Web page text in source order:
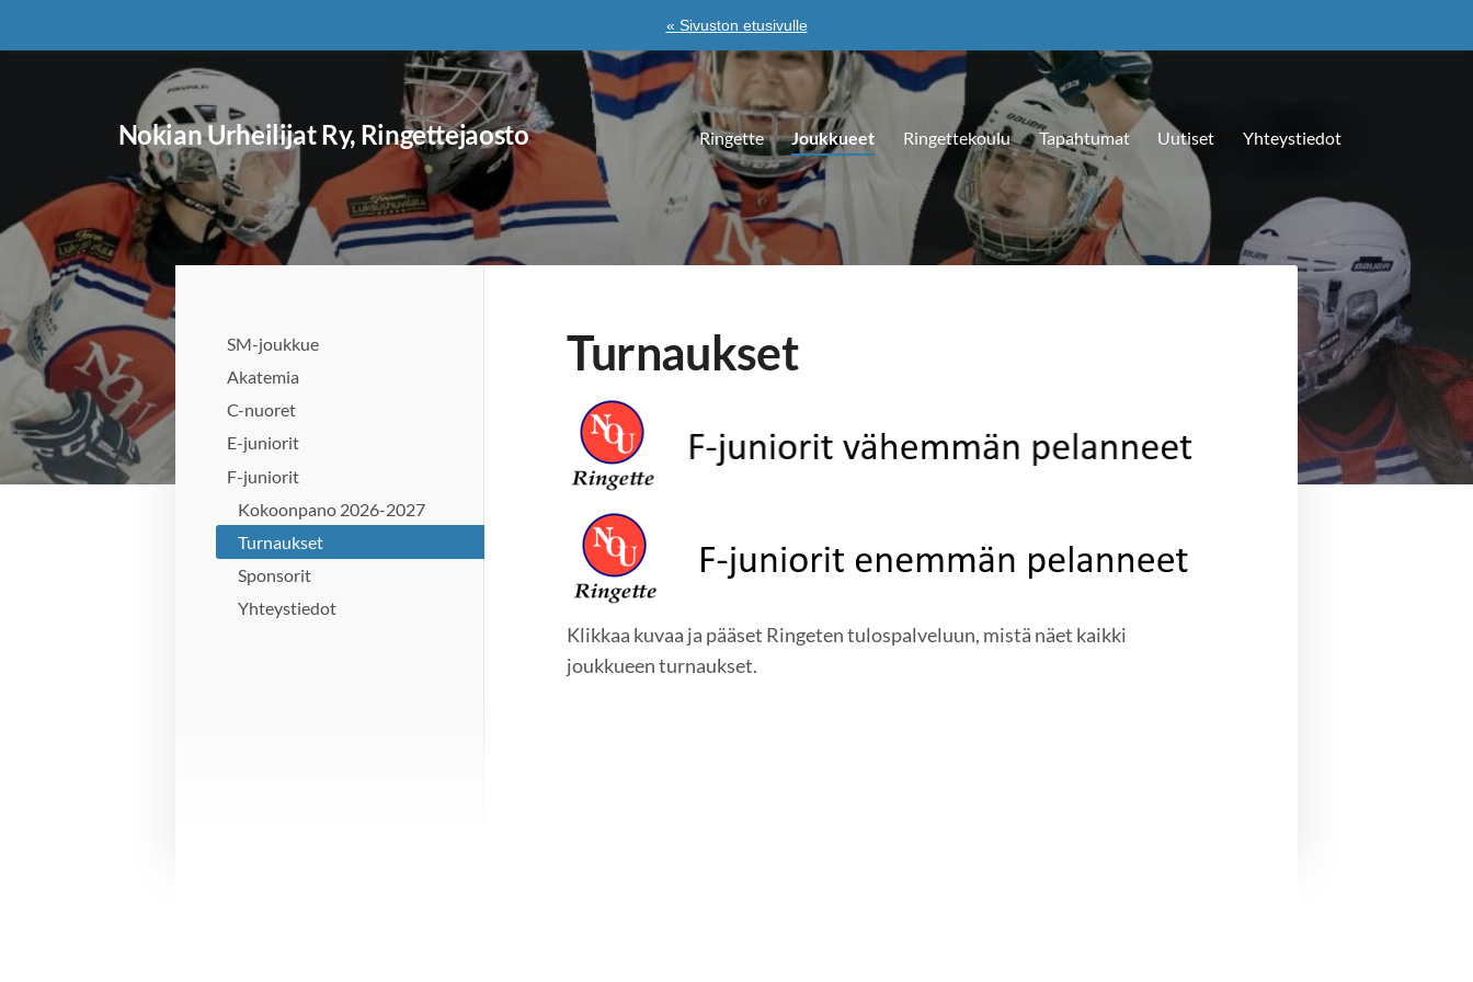
sivun
« Sivuston etusivulle
Nokian Urheilijat Ry, Ringettejaosto Ringette Joukkueet Ringettekoulu Tapahtumat Uutiset Yhteystiedot
SM-joukkue
Akatemia
C-nuoret
E-juniorit
F-juniorit
Kokoonpano 2026-2027
Turnaukset
Sponsorit
Yhteystiedot
Turnaukset
Klikkaa kuvaa ja pääset Ringeten tulospalveluun, mistä näet kaikki
joukkueen turnaukset.